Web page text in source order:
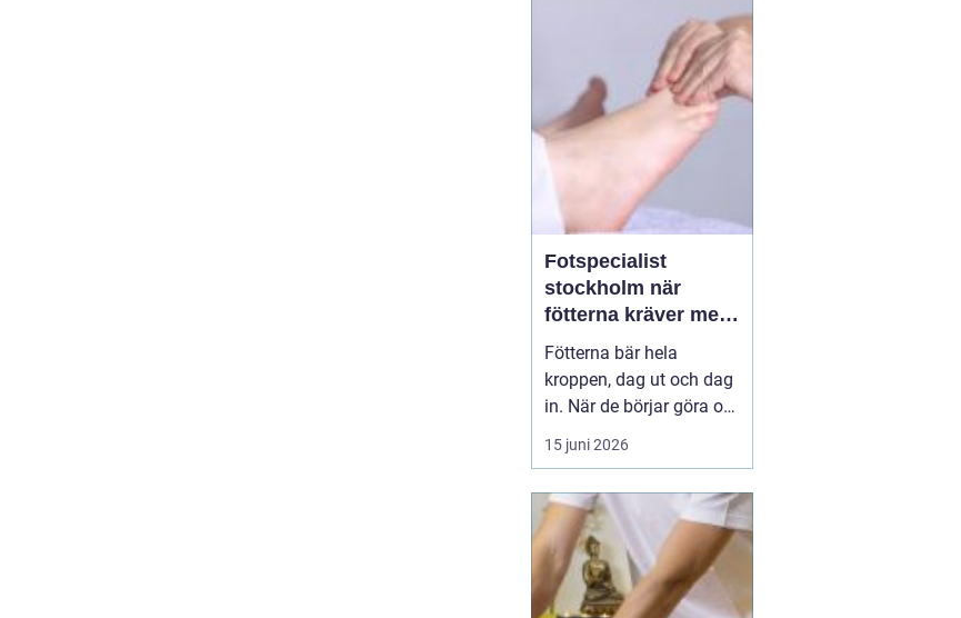
släppa. En legitimerad
sjukgymnast kan då
göra stor skillnad.
Genom n...
Fotspecialist
stockholm när
fötterna kräver mer
än vanliga sulor
Fötterna bär hela
kroppen, dag ut och dag
in. När de börjar göra ont
påverkas mer än bara
stegen sömn, träning,
lidande. Många försöker
länge med egenvård,
inlägg från sportbutiken
eller vila, men
15 juni 2026